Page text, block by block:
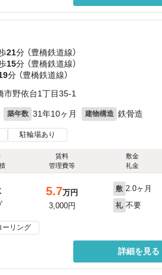
21分 （豊橋鉄道線）
15分 （豊橋鉄道線）
分 （豊橋鉄道線）
市野依台1丁目35-1
築年数 31年10ヶ月 建物構造 鉄骨造
駐輪場あり
賃料
管理費等
敷金
礼金
5.7万円
3,000円
敷 2.0ヶ月
礼 不要
ーリング
詳細を見る